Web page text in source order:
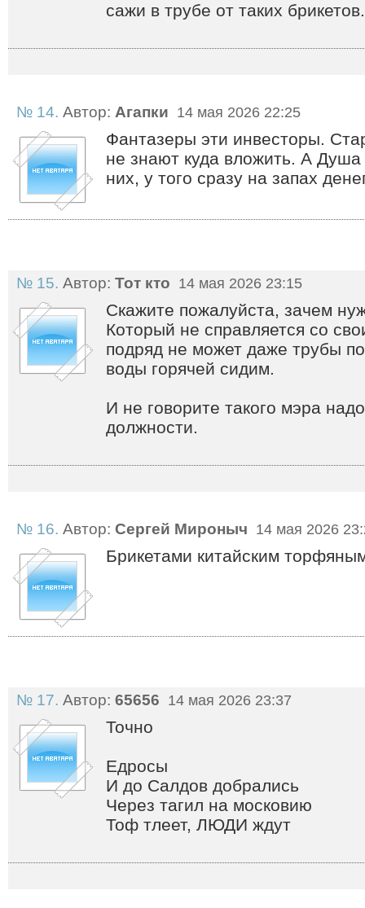
сажи в трубе от таких
№ 14. Автор: Агапки 14 мая 2026 22:25
Фантазеры эти инвесторы.
не знают куда вложить. А Душа
них, у того сразу на запах
№ 15. Автор: Тот кто 14 мая 2026 23:15
Скажите пожалуйста, зачем
Который не справляется со
подряд не может даже трубы
воды горячей сидим.
И не говорите такого мэра
должности.
№ 16. Автор: Сергей Мироныч 14 мая 2026
Брикетами китайским
№ 17. Автор: 65656 14 мая 2026 23:37
Точно
Едросы
И до Салдов добрались
Через тагил на московию
Тоф тлеет, ЛЮДИ ждут